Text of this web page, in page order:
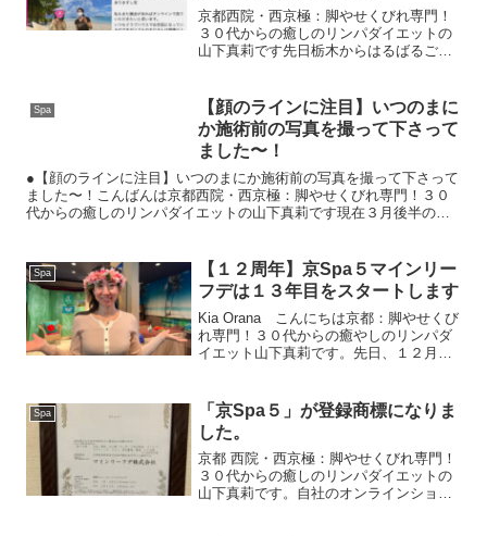
京都西院・西京極：脚やせくびれ専門！
３０代からの癒しのリンパダイエットの
山下真莉です先日栃木からはるばるご来
いただきますね。＾＾まりさん、昨日は
本当にお世話になりました...
Spa
【顔のラインに注目】いつのまに
か施術前の写真を撮って下さって
ました〜！
●【顔のラインに注目】いつのまにか施術前の写真を撮って下さって
ました〜！こんばんは京都西院・西京極：脚やせくびれ専門！３０
代からの癒しのリンパダイエットの山下真莉です現在３月後半のご
Spa
【１２周年】京Spa５マインリー
フデは１３年目をスタートします
Kia Orana こんにちは京都：脚やせくび
れ専門！３０代からの癒やしのリンパダ
イエット山下真莉です。先日、１２月２
２年１２月２５日にスタートした自宅サ
ロンから、現...
Spa
「京Spa５」が登録商標になりま
した。
京都 西院・西京極：脚やせくびれ専門！
３０代からの癒しのリンパダイエットの
山下真莉です。自社のオンラインショッ